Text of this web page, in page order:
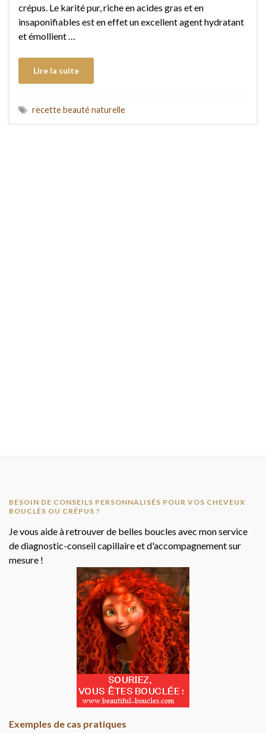
crépus. Le karité pur, riche en acides gras et en
insaponifiables est en effet un excellent agent hydratant
et émollient …
Lire la suite
recette beauté naturelle
BESOIN DE CONSEILS PERSONNALISÉS POUR VOS CHEVEUX
BOUCLÉS OU CRÉPUS ?
Je vous aide à retrouver de belles boucles avec mon service
de diagnostic-conseil capillaire et d'accompagnement sur
mesure !
Exemples de cas pratiques